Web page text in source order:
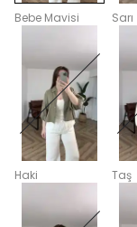
Bebe Mavisi Sarı
Haki Taş